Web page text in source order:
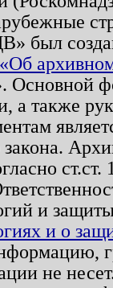
был
Основной
а также
и
и о
не